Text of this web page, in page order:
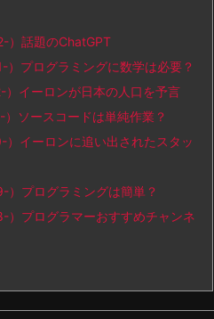
話題のChatGPT
プログラミングに数学は必要？
イーロンが日本の人口を予言
ソースコードは単純作業？
イーロンに追い出されたスタッ
プログラミングは簡単？
プログラマーおすすめチャンネ